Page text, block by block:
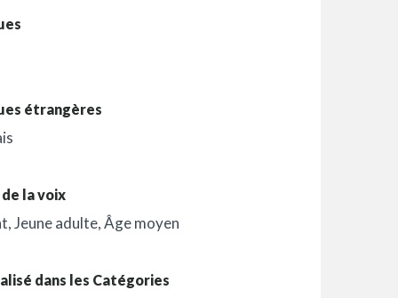
étrangères
la voix
,Jeune adulte,Âge moyen
dans les Catégories